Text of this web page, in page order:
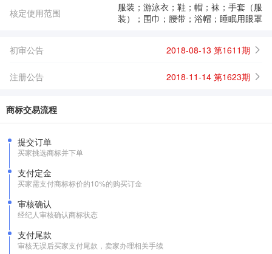
核定使用范围
服装；游泳衣；鞋；帽；袜；手套（服
装）；围巾；腰带；浴帽；睡眠用眼罩
初审公告 2018-08-13 第1611期
注册公告 2018-11-14 第1623期
商标交易流程
提交订单
买家挑选商标并下单
支付定金
买家需支付商标标价的10%的购买订金
审核确认
经纪人审核确认商标状态
支付尾款
审核无误后买家支付尾款，卖家办理相关手续